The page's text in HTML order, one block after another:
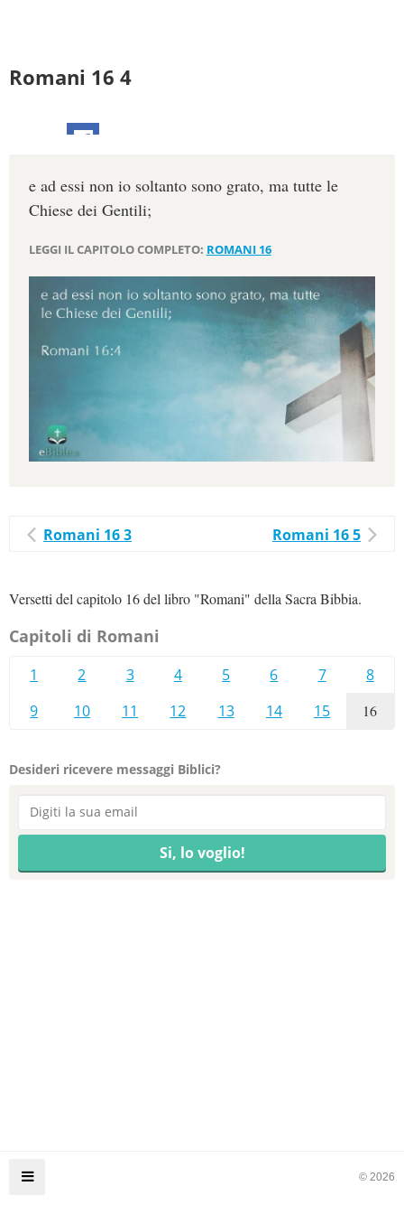
Romani 16 4
e ad essi non io soltanto sono grato, ma tutte le
Chiese dei Gentili;
LEGGI IL CAPITOLO COMPLETO: ROMANI 16
Romani 16 3 Romani 16 5
Versetti del capitolo 16 del libro "Romani" della Sacra Bibbia.
Capitoli di Romani
1 2 3 4 5 6 7
8
9
10 11 12 13 14 15 16
Desideri ricevere messaggi Biblici?
© 2026